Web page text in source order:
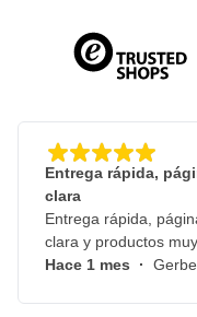
Entrega rápida,
clara
Entrega rápida,
clara y productos
Hace 1 mes ·